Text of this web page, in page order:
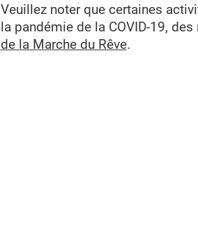
Veuillez noter que certaines
la pandémie de la COVID-19,
de la Marche du Rêve.